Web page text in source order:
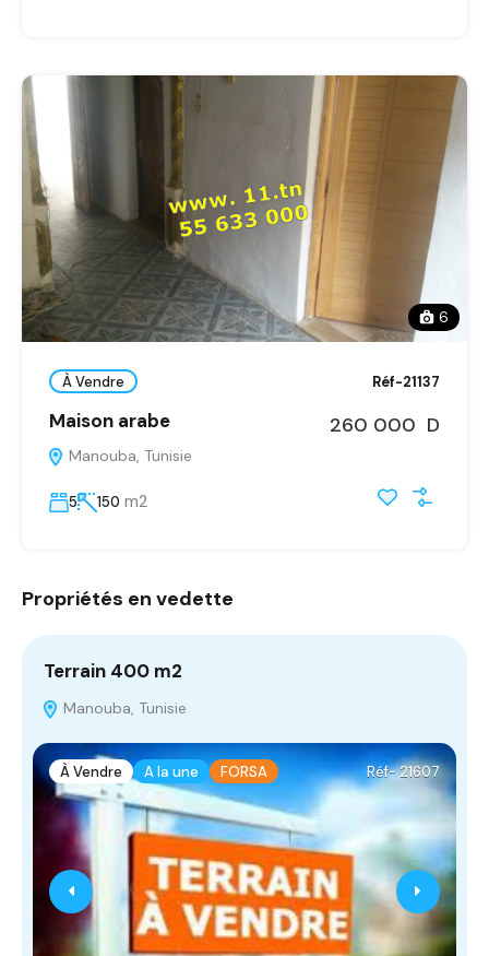
6
À Vendre Réf-21137
Maison arabe
Manouba, Tunisie
260 000 D
5 150 m2
Propriétés en vedette
Terrain 400 m2
Manouba, Tunisie
À Vendre A la une FORSA Réf- 21607